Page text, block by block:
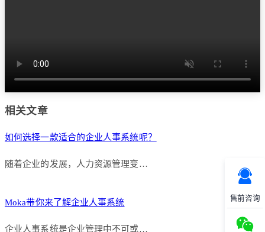
售前咨询
相关文章
如何选择一款适合的企业人事系统呢？
随着企业的发展，人力资源管理变…
Moka带你来了解企业人事系统
企业人事系统是企业管理中不可或…